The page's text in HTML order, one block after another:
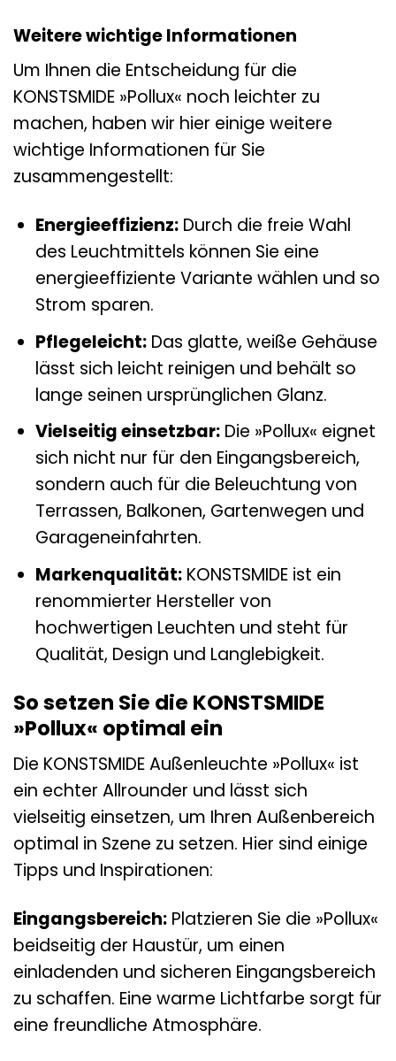
Weitere wichtige Informationen
Um Ihnen die Entscheidung für die
KONSTSMIDE »Pollux« noch leichter zu
machen, haben wir hier einige weitere
wichtige Informationen für Sie
zusammengestellt:
Energieeffizienz:Durch die freie Wahl
des Leuchtmittels können Sie eine
energieeffiziente Variante wählen und so
Strom sparen.
Pflegeleicht:Das glatte, weiße Gehäuse
lässt sich leicht reinigen und behält so
lange seinen ursprünglichen Glanz.
Vielseitig einsetzbar:Die »Pollux« eignet
sich nicht nur für den Eingangsbereich,
sondern auch für die Beleuchtung von
Terrassen, Balkonen, Gartenwegen und
Garageneinfahrten.
Markenqualität:KONSTSMIDE ist ein
renommierter Hersteller von
hochwertigen Leuchten und steht für
Qualität, Design und Langlebigkeit.
So setzen Sie die KONSTSMIDE
»Pollux« optimal ein
Die KONSTSMIDE Außenleuchte »Pollux« ist
ein echter Allrounder und lässt sich
vielseitig einsetzen, um Ihren Außenbereich
optimal in Szene zu setzen. Hier sind einige
Tipps und Inspirationen:
Eingangsbereich: Platzieren Sie die »Pollux«
beidseitig der Haustür, um einen
einladenden und sicheren Eingangsbereich
zu schaffen. Eine warme Lichtfarbe sorgt für
eine freundliche Atmosphäre.